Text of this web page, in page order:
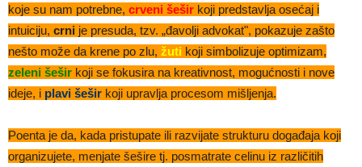
koje su nam potrebne, crveni šešir koji predstavlja osećaj i
intuiciju, crni je presuda, tzv. „đavolji advokatʺ, pokazuje zašto
nešto može da krene po zlu, žuti koji simbolizuje optimizam,
zeleni šešir koji se fokusira na kreativnost, mogućnosti i nove
ideje, i plavi šešir koji upravlja procesom mišljenja.
Poenta je da, kada pristupate ili razvijate strukturu događaja koji
organizujete, menjate šešire tj. posmatrate celinu iz različitih